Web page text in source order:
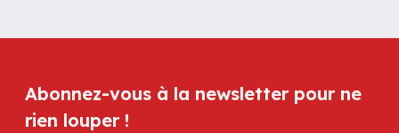
Abonnez-vous à la newsletter pour ne
rien louper !